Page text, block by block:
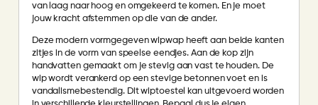
van laag naar hoog en omgekeerd te komen. En je moet
jouw kracht afstemmen op die van de ander.
Deze modern vormgegeven wipwap heeft aan beide kanten
zitjes in de vorm van speelse eendjes. Aan de kop zijn
handvatten gemaakt om je stevig aan vast te houden. De
wip wordt verankerd op een stevige betonnen voet en is
vandalismebestendig. Dit wiptoestel kan uitgevoerd worden